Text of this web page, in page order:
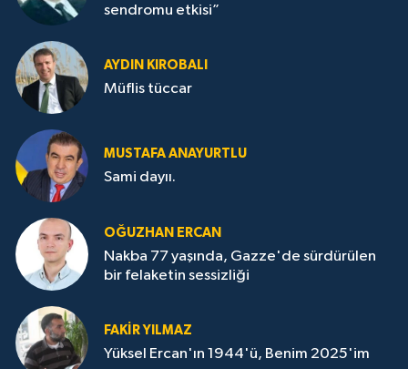
sendromu etkisi”
AYDIN KIROBALI
Müflis tüccar
MUSTAFA ANAYURTLU
Sami dayıı.
OĞUZHAN ERCAN
Nakba 77 yaşında, Gazze'de sürdürülen
bir felaketin sessizliği
FAKİR YILMAZ
Yüksel Ercan'ın 1944'ü, Benim 2025'im